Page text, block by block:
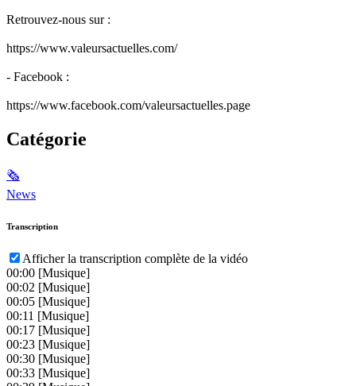
Retrouvez-nous sur :
https://www.valeursactuelles.com/
- Facebook :
https://www.facebook.com/valeursactuelles.page
Catégorie
🗞
News
Transcription
Afficher la transcription complète de la vidéo
00:00 [Musique]
00:02 [Musique]
00:05 [Musique]
00:11 [Musique]
00:17 [Musique]
00:23 [Musique]
00:30 [Musique]
00:33 [Musique]